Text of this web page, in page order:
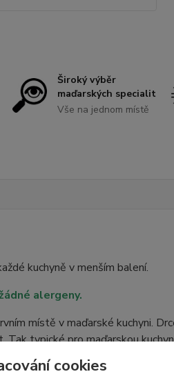
Široký výběr
maďarských specialit
Vše na jednom místě
kuchyně v menším balení.
alergeny.
místě v maďarské kuchyni.
typické pro maďarskou
maďarským polévkám,
cookies